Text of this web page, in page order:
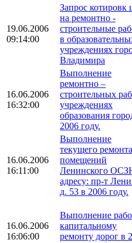
19.06.2006
09:14:00
Запрос котировк
на ремонтно -
строительные
в
учреждениях
Владимира
16.06.2006
16:32:00
Выполнение
ремонтно –
строительных
учреждениях
образования
2006 году.
16.06.2006
16:11:00
Выполнение
текущего ремонта
помещений
Ленинского
адресу: пр-т
д. 53 в 2006 году.
16.06.2006
16:06:00
Выполнение
капитальному
ремонту дорог в